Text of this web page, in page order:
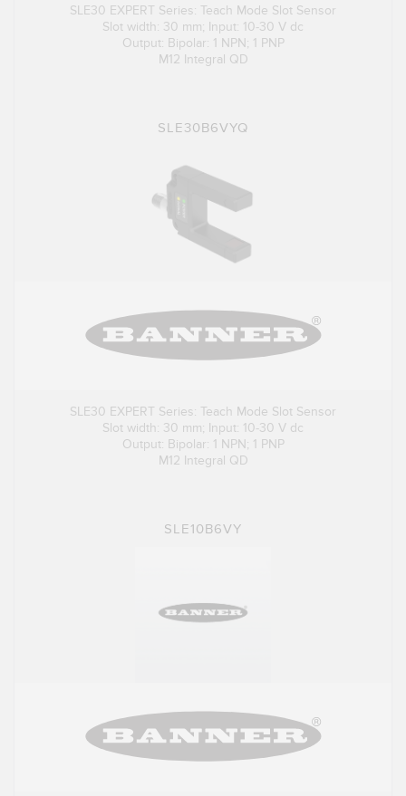
SLE30 EXPERT Series: Teach Mode Slot Sensor
Slot width: 30 mm; Input: 10-30 V dc
Output: Bipolar: 1 NPN; 1 PNP
M12 Integral QD
SLE30B6VYQ
SLE30 EXPERT Series: Teach Mode Slot Sensor
Slot width: 30 mm; Input: 10-30 V dc
Output: Bipolar: 1 NPN; 1 PNP
M12 Integral QD
SLE10B6VY